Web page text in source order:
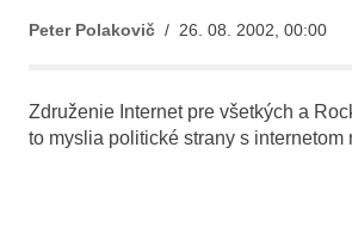
Peter Polakovič / 26. 08. 2002, 00:00
Združenie Internet pre všetkých a
to myslia politické strany s